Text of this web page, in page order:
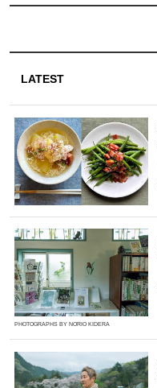
LATEST
PHOTOGRAPHS BY NORIO KIDERA